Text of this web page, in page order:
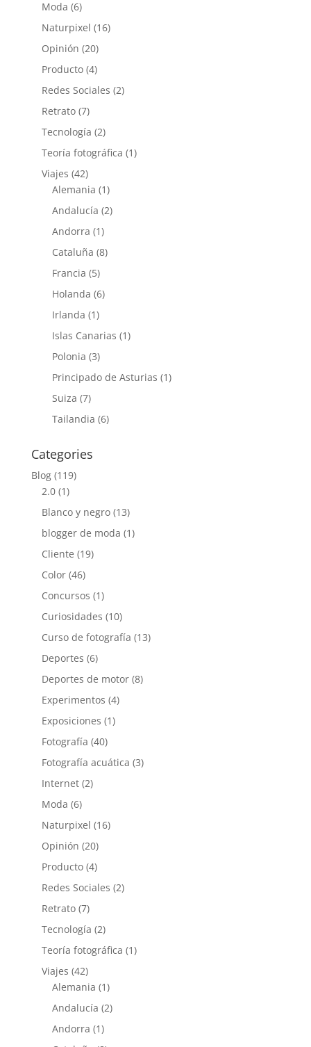
Moda (6)
Naturpixel (16)
Opinión (20)
Producto(4)
Redes Sociales (2)
Retrato(7)
Tecnología (2)
Teoría fotográfica (1)
Viajes (42)
Alemania (1)
Andalucía (2)
Andorra (1)
Cataluña (8)
Francia (5)
Holanda (6)
Irlanda (1)
Islas Canarias (1)
Polonia (3)
Principado de Asturias (1)
Suiza (7)
Tailandia (6)
Categories
Blog(119)
2.0(1)
Blanco y negro(13)
blogger de moda (1)
Cliente (19)
Color(46)
Concursos (1)
Curiosidades (10)
Curso de fotografía (13)
Deportes (6)
Deportes de motor(8)
Experimentos (4)
Exposiciones (1)
Fotografía (40)
Fotografía acuática (3)
Internet(2)
Moda (6)
Naturpixel (16)
Opinión (20)
Producto(4)
Redes Sociales (2)
Retrato(7)
Tecnología (2)
Teoría fotográfica (1)
Viajes (42)
Alemania (1)
Andalucía (2)
Andorra (1)